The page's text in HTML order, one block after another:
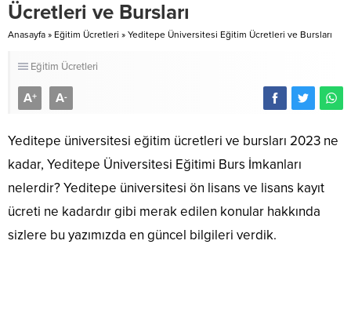
Ücretleri ve Bursları
Anasayfa » Eğitim Ücretleri » Yeditepe Üniversitesi Eğitim Ücretleri ve Bursları
Eğitim Ücretleri
A+ A-
Yeditepe üniversitesi eğitim ücretleri ve bursları 2023 ne
kadar, Yeditepe Üniversitesi Eğitimi Burs İmkanları
nelerdir? Yeditepe üniversitesi ön lisans ve lisans kayıt
ücreti ne kadardır gibi merak edilen konular hakkında
sizlere bu yazımızda en güncel bilgileri verdik.